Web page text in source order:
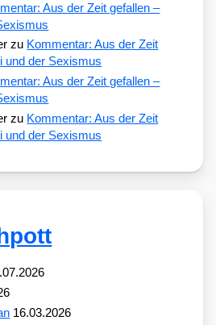
Aus der Zeit gefallen –
zu Kommentar: Aus der Zeit
und der Sexismus
Aus der Zeit gefallen –
zu Kommentar: Aus der Zeit
und der Sexismus
16.03.2026